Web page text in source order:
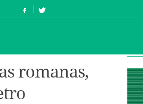
romanas,